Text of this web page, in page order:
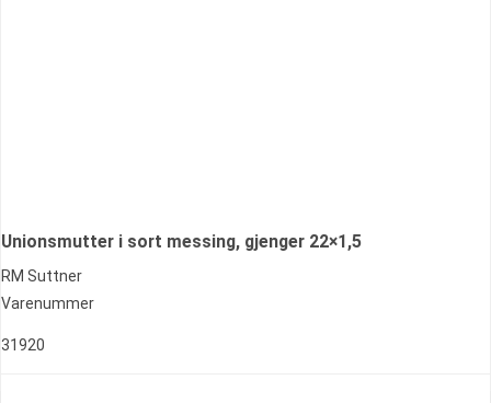
Unionsmutter i sort messing, gjenger 22×1,5
RM Suttner
Varenummer
31920